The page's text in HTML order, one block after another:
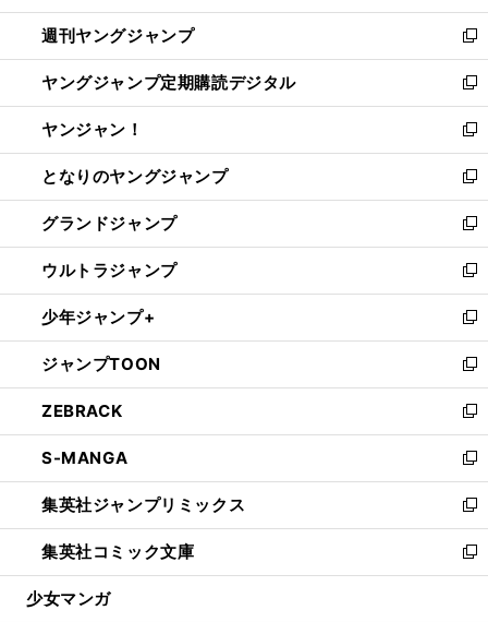
開
く
ウ
で
開
く
ン
ド
ウ
で
開
く
ウ
ィ
ン
ド
ウ
で
開
く
週刊ヤングジャンプ
新
し
い
ウ
ィ
ン
ド
ウ
で
開
く
ヤングジャンプ定期購読デジタル
新
し
い
ウ
ィ
ン
ド
ウ
で
開
く
ヤンジャン！
新
し
い
ウ
ィ
ン
ド
ウ
で
開
く
となりのヤングジャンプ
新
し
い
ウ
ィ
ン
ド
ウ
で
開
く
グランドジャンプ
新
し
い
ウ
ィ
ン
ド
ウ
で
開
く
ウルトラジャンプ
新
し
い
ウ
ィ
ン
ド
ウ
で
開
く
少年ジャンプ+
新
し
い
ウ
ィ
ン
ド
ウ
で
開
く
ジャンプTOON
新
し
い
ウ
ィ
ン
ド
ウ
で
開
ZEBRACK
新
し
い
ウ
ィ
ン
ド
ウ
S-MANGA
新
し
い
ウ
ィ
ン
集英社ジャンプリミックス
新
し
い
ウ
集英社コミック文庫
新
し
少女マンガ